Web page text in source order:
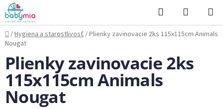
Prejsť
na
obsah
Hľadať
KOŠÍK
Domov
/Hygiena a starostlivosť/Plienky zavinovacie 2ks 115x115cm Animals
Nougat
Plienky zavinovacie 2ks
115x115cm Animals
Nougat